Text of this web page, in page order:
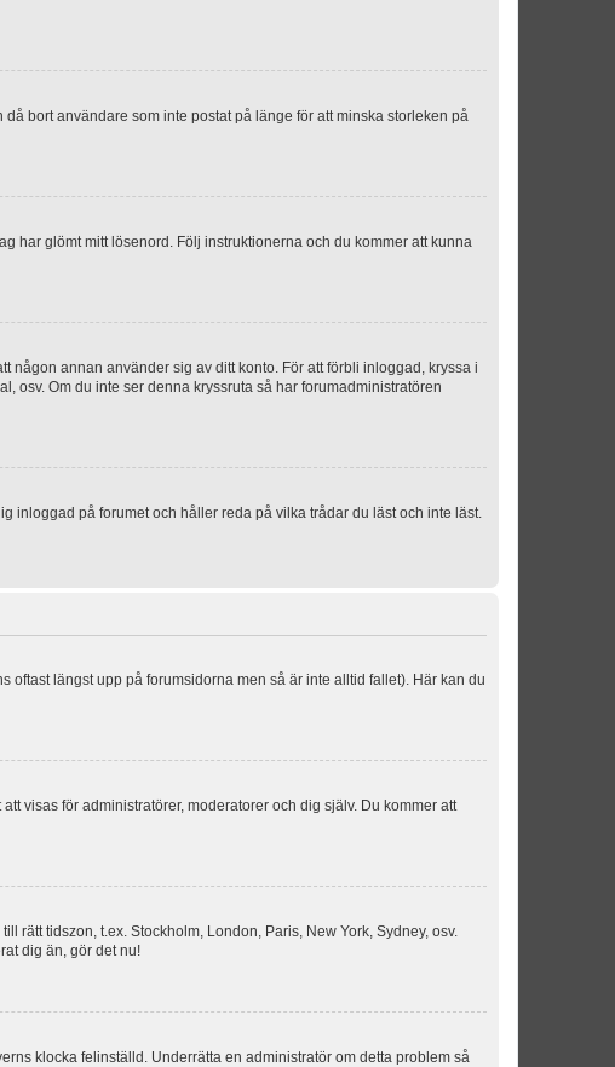
bort användare som inte postat på länge för att minska storleken på
har glömt mitt lösenord. Följ instruktionerna och du kommer att kunna
någon annan använder sig av ditt konto. För att förbli inloggad, kryssa i
osv. Om du inte ser denna kryssruta så har forumadministratören
inloggad på forumet och håller reda på vilka trådar du läst och inte läst.
längst upp på forumsidorna men så är inte alltid fallet). Här kan du
visas för administratörer, moderatorer och dig själv. Du kommer att
rätt tidszon, t.ex. Stockholm, London, Paris, New York, Sydney, osv.
dig än, gör det nu!
klocka felinställd. Underrätta en administratör om detta problem så